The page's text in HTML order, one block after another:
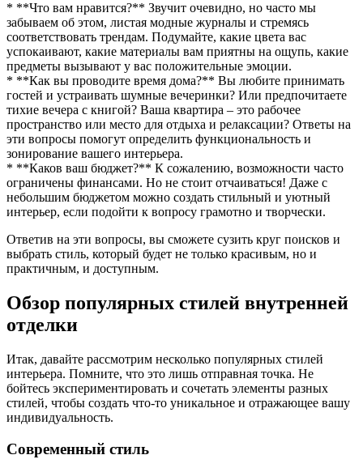
* **Что вам нравится?** Звучит очевидно, но часто мы
забываем об этом, листая модные журналы и стремясь
соответствовать трендам. Подумайте, какие цвета вас
успокаивают, какие материалы вам приятны на ощупь, какие
предметы вызывают у вас положительные эмоции.
* **Как вы проводите время дома?** Вы любите принимать
гостей и устраивать шумные вечеринки? Или предпочитаете
тихие вечера с книгой? Ваша квартира – это рабочее
пространство или место для отдыха и релаксации? Ответы на
эти вопросы помогут определить функциональность и
зонирование вашего интерьера.
* **Каков ваш бюджет?** К сожалению, возможности часто
ограничены финансами. Но не стоит отчаиваться! Даже с
небольшим бюджетом можно создать стильный и уютный
интерьер, если подойти к вопросу грамотно и творчески.
Ответив на эти вопросы, вы сможете сузить круг поисков и
выбрать стиль, который будет не только красивым, но и
практичным, и доступным.
Обзор популярных стилей внутренней
отделки
Итак, давайте рассмотрим несколько популярных стилей
интерьера. Помните, что это лишь отправная точка. Не
бойтесь экспериментировать и сочетать элементы разных
стилей, чтобы создать что-то уникальное и отражающее вашу
индивидуальность.
Современный стиль